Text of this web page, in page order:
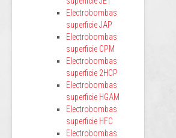
Electrobombas
superficie JAP
Electrobombas
superficie CPM
Electrobombas
superficie 2HCP
Electrobombas
superficie HGAM
Electrobombas
superficie HFC
Electrobombas